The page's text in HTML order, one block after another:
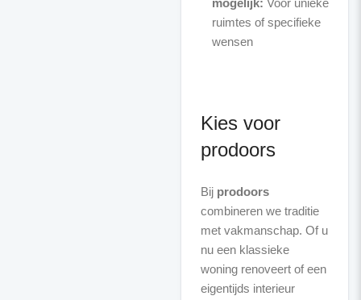
mogelijk: Voor unieke
ruimtes of specifieke
wensen
Kies voor
prodoors
Bij prodoors
combineren we traditie
met vakmanschap. Of u
nu een klassieke
woning renoveert of een
eigentijds interieur